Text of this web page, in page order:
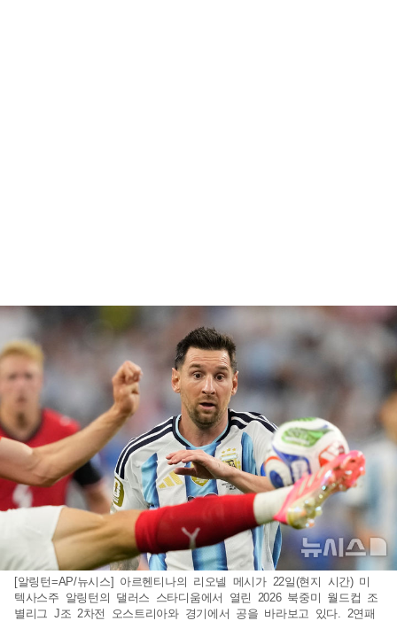
[알링턴=AP/뉴시스] 아르헨티나의 리오넬 메시가 22일(현지 시간) 미
텍사스주 알링턴의 댈러스 스타디움에서 열린 2026 북중미 월드컵 조
별리그 J조 2차전 오스트리아와 경기에서 공을 바라보고 있다. 2연패